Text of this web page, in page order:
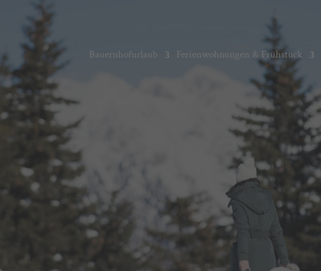
Bauernhofurlaub Ferienwohnungen & Frühstück